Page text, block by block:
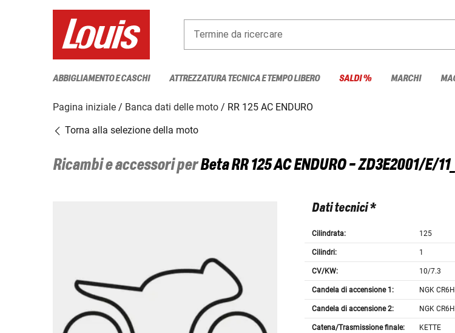
Termine da ricercare
ABBIGLIAMENTO E CASCHI ATTREZZATURA TECNICA E TEMPO LIBERO SALDI % MARCHI
Pagina iniziale Banca dati delle moto
RR 125 AC ENDURO
Torna alla selezione della moto
Ricambi e accessori perBetaRR 125 AC ENDURO - ZD3E2001/E/
Dati tecnici *
Cilindrata: 125
Cilindri: 1
CV/KW: 10/7.3
Candela di accensione 1: NGK
Candela di accensione 2: NGK
Catena/Trasmissione finale: KETTE